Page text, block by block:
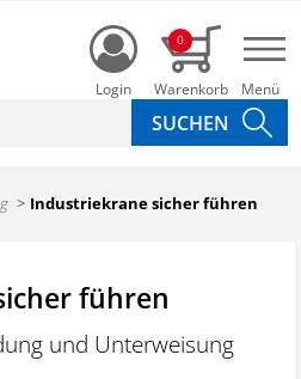
Login
0
Industriekrane sicher führen
führen
und Unterweisung